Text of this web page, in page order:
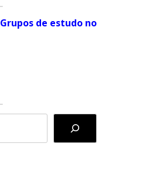
Grupos de estudo no